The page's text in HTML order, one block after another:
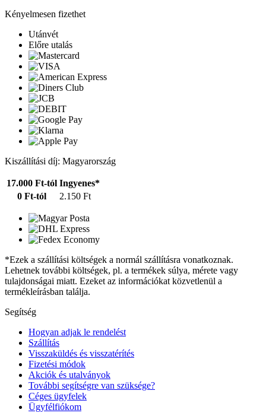
Kényelmesen fizethet
Utánvét
Előre utalás
Kiszállítási díj: Magyarország
17.000 Ft-tól Ingyenes*
0 Ft-tól
2.150 Ft
*Ezek a szállítási költségek a normál szállításra vonatkoznak.
Lehetnek további költségek, pl. a termékek súlya, mérete vagy
tulajdonságai miatt. Ezeket az információkat közvetlenül a
termékleírásban találja.
Segítség
Hogyan adjak le rendelést
Szállítás
Visszaküldés és visszatérítés
Fizetési módok
Akciók és utalványok
További segítségre van szüksége?
Céges ügyfelek
Ügyfélfiókom